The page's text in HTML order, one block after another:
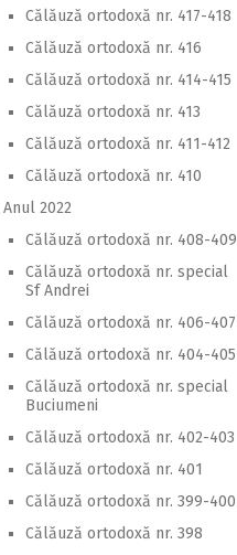
Călăuză ortodoxă nr. 417-418
Călăuză ortodoxă nr. 416
Călăuză ortodoxă nr. 414-415
Călăuză ortodoxă nr. 413
Călăuză ortodoxă nr. 411-412
Călăuză ortodoxă nr. 410
Anul 2022
Călăuză ortodoxă nr. 408-409
Călăuză ortodoxă nr. special
Sf Andrei
Călăuză ortodoxă nr. 406-407
Călăuză ortodoxă nr. 404-405
Călăuză ortodoxă nr. special
Buciumeni
Călăuză ortodoxă nr. 402-403
Călăuză ortodoxă nr. 401
Călăuză ortodoxă nr. 399-400
Călăuză ortodoxă nr. 398